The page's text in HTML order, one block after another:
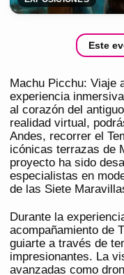
Este
Machu Picchu: Viaje
experiencia
al corazón del
realidad virtual,
Andes, recorrer el
icónicas terrazas de
proyecto ha sido
especialistas en
de las Siete
Durante la
acompañamiento de
guiarte a través de
impresionantes. La
avanzadas como